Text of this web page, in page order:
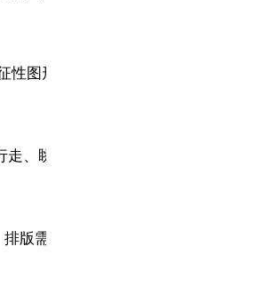
性图形，使画面更有诗意，但不要堆砌
、眺望、穿行，不喧宾夺主。
版需服务画面，不可过多。